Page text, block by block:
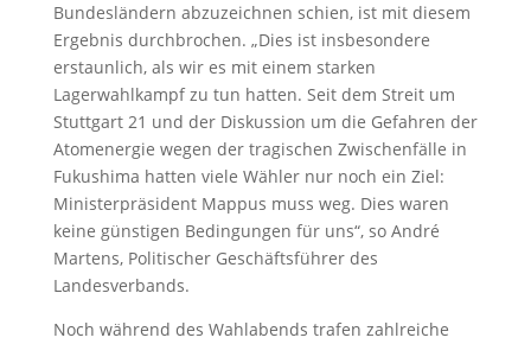
Bundesländern abzuzeichnen schien, ist mit diesem
Ergebnis durchbrochen. „Dies ist insbesondere
erstaunlich, als wir es mit einem starken
Lagerwahlkampf zu tun hatten. Seit dem Streit um
Stuttgart 21 und der Diskussion um die Gefahren der
Atomenergie wegen der tragischen Zwischenfälle in
Fukushima hatten viele Wähler nur noch ein Ziel:
Ministerpräsident Mappus muss weg. Dies waren
keine günstigen Bedingungen für uns“, so André
Martens, Politischer Geschäftsführer des
Landesverbands.
Noch während des Wahlabends trafen zahlreiche